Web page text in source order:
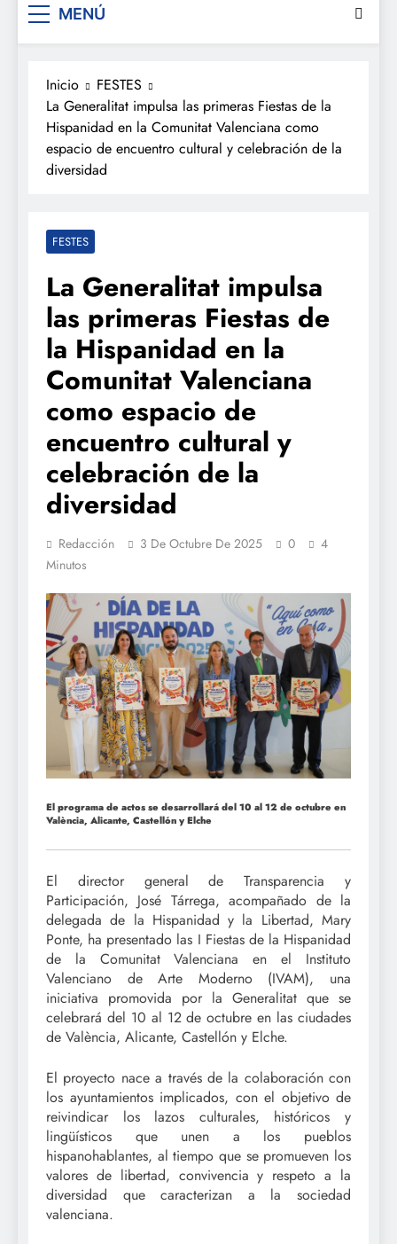
MENÚ
Inicio
FESTES
La Generalitat impulsa las primeras Fiestas de la
Hispanidad en la Comunitat Valenciana como
espacio de encuentro cultural y celebración de la
diversidad
FESTES
La Generalitat impulsa
las primeras Fiestas de
la Hispanidad en la
Comunitat Valenciana
como espacio de
encuentro cultural y
celebración de la
diversidad
Redacción 3 De Octubre De 2025 0
4
Minutos
El programa de actos se desarrollará del 10 al 12 de octubre en
València, Alicante, Castellón y Elche
El director general de Transparencia y
Participación, José Tárrega, acompañado de la
delegada de la Hispanidad y la Libertad, Mary
Ponte, ha presentado las I Fiestas de la Hispanidad
de la Comunitat Valenciana en el Instituto
Valenciano de Arte Moderno (IVAM), una
iniciativa promovida por la Generalitat que se
celebrará del 10 al 12 de octubre en las ciudades
de València, Alicante, Castellón y Elche.
El proyecto nace a través de la colaboración con
los ayuntamientos implicados, con el objetivo de
reivindicar los lazos culturales, históricos y
lingüísticos que unen a los pueblos
hispanohablantes, al tiempo que se promueven los
valores de libertad, convivencia y respeto a la
diversidad que caracterizan a la sociedad
valenciana.